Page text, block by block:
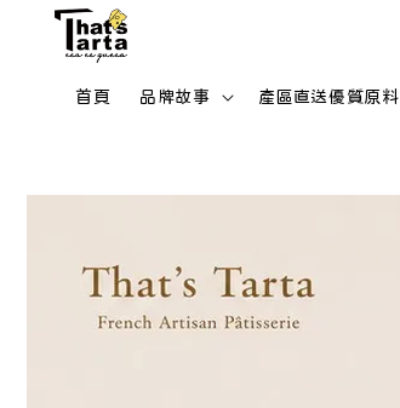
首頁 品牌故事 產區直送優質原料